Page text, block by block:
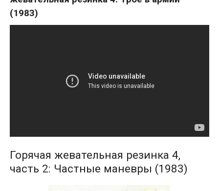
(1983)
Горячая жевательная резинка 4,
часть 2: Частные маневры (1983)